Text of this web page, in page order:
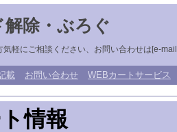
解除・ぶろぐ
気軽にご相談ください、お問い合わせは[e-
載 お問い合わせ WEBカートサービス
情報